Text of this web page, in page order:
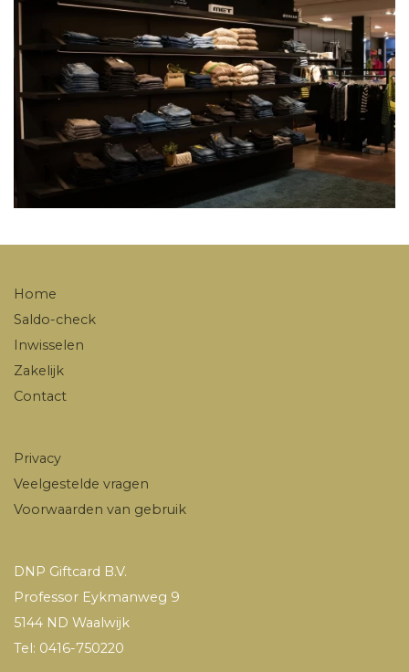
Home
Saldo-check
Inwisselen
Zakelijk
Contact
Privacy
Veelgestelde vragen
Voorwaarden van gebruik
DNP Giftcard B.V.
Professor Eykmanweg 9
5144 ND Waalwijk
Tel: 0416-750220